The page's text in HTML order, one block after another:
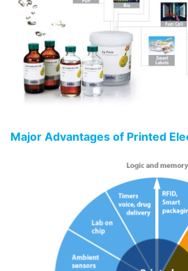
Major Advantages of Printed